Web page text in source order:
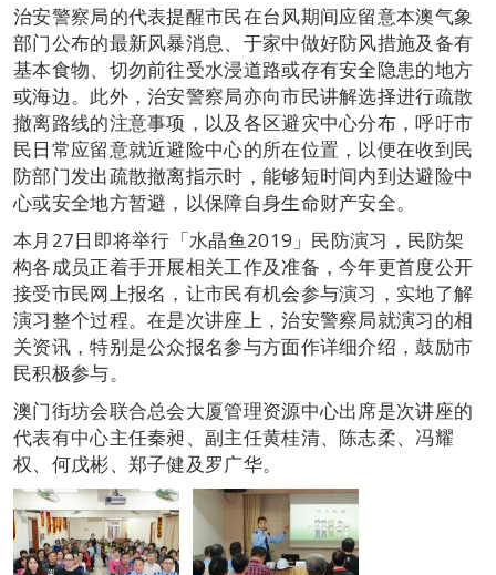
治安警察局的代表提醒市民在台风期间应留意本澳气象
部门公布的最新风暴消息、于家中做好防风措施及备有
基本食物、切勿前往受水浸道路或存有安全隐患的地方
或海边。此外，治安警察局亦向市民讲解选择进行疏散
撤离路线的注意事项，以及各区避灾中心分布，呼吁市
民日常应留意就近避险中心的所在位置，以便在收到民
防部门发出疏散撤离指示时，能够短时间内到达避险中
心或安全地方暂避，以保障自身生命财产安全。
本月27日即将举行「水晶鱼2019」民防演习，民防架
构各成员正着手开展相关工作及准备，今年更首度公开
接受市民网上报名，让市民有机会参与演习，实地了解
演习整个过程。在是次讲座上，治安警察局就演习的相
关资讯，特别是公众报名参与方面作详细介绍，鼓励市
民积极参与。
澳门街坊会联合总会大厦管理资源中心出席是次讲座的
代表有中心主任秦昶、副主任黄桂清、陈志柔、冯耀
权、何戊彬、郑子健及罗广华。